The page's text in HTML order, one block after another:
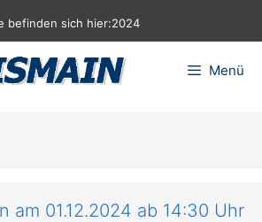
befinden sich hier:2024
Menü
am 01.12.2024 ab 14:30 Uhr